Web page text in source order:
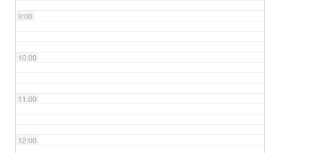
9:00
10:00
11:00
12:00